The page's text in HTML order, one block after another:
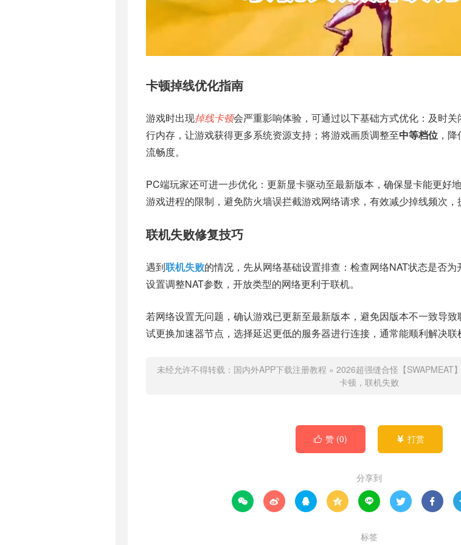
卡顿掉线优化指南
游戏时出现掉线卡顿会严重影响体验，可通过以下基础方式优化：及时
行内存，让游戏获得更多系统资源支持；将游戏画质调整至中等档位 ，
流畅度。
PC端玩家还可进一步优化：更新显卡驱动至最新版本，确保显卡能更好
游戏进程的限制，避免防火墙误拦截游戏网络请求，有效减少掉线频次，
联机失败修复技巧
遇到联机失败的情况，先从网络基础设置排查：检查网络NAT状态是否
设置调整NAT参数，开放类型的网络更利于联机。
若网络设置无问题，确认游戏已更新至最新版本，避免因版本不一致导
试更换加速器节点，选择延迟更低的服务器进行连接，通常能顺利解决联
未经允许不得转载： 国内外APP下载注册教程 » 2026超强缝合怪【SWAPMEAT
卡顿，联机失败
 赞 (0)  打赏
分享到
      
标签